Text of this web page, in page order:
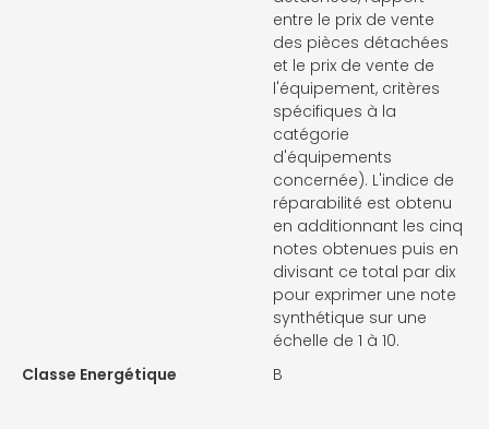
entre le prix de vente
des pièces détachées
et le prix de vente de
l'équipement, critères
spécifiques à la
catégorie
d'équipements
concernée). L'indice de
réparabilité est obtenu
en additionnant les cinq
notes obtenues puis en
divisant ce total par dix
pour exprimer une note
synthétique sur une
échelle de 1 à 10.
Classe Energétique
B